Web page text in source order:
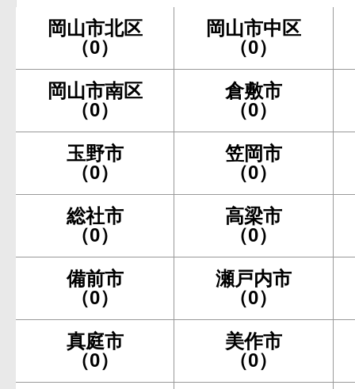
岡山市北区
（0）
岡山市中区
（0）
岡山市南区
（0）
倉敷市
（0）
玉野市
（0）
笠岡市
（0）
総社市
（0）
高梁市
（0）
備前市
（0）
瀬戸内市
（0）
真庭市
（0）
美作市
（0）